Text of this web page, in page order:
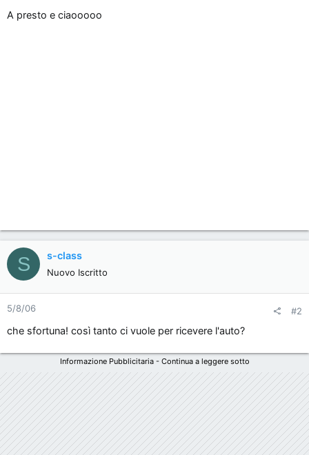
A presto e ciaooooo
S s-class
Nuovo Iscritto
5/8/06 #2
che sfortuna! così tanto ci vuole per ricevere l'auto?
Informazione Pubblicitaria - Continua a leggere sotto